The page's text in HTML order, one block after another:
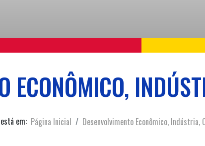
ECONÔMICO,
em: Página Inicial Desenvolvimento Econômico, Indústria,